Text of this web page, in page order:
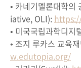
• 카네기멜론대학
iative, OLI):
• 미국국립과학디지
• 조지 루카스 교육
w.edutopia.org/